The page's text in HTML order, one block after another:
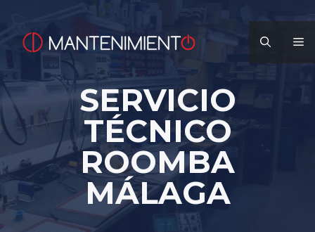
contenido
SERVICIO
TÉCNICO
ROOMBA
MÁLAGA